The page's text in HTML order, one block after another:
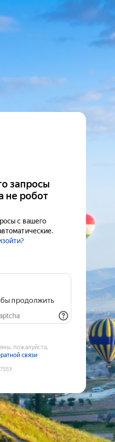
запросы
не робот
с вашего
продолжить
пожалуйста,
связи